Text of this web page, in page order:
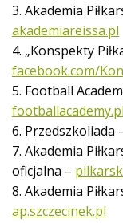
3. Akademia
akademiareissa.pl
4. „Konspekty
facebook.com/
5. Football
footballacademy.pl
6. Przedszkoliada
7. Akademia
oficjalna –
8. Akademia
ap.szczecinek.pl